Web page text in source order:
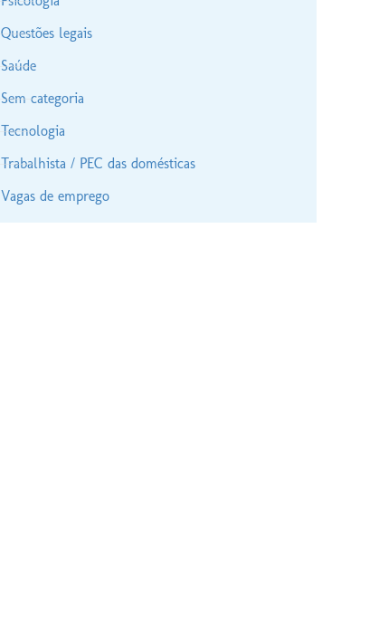
Questões legais
Saúde
Sem categoria
Tecnologia
Trabalhista / PEC das domésticas
Vagas de emprego